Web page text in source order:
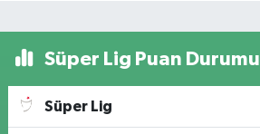
Süper Lig Puan Durumu
Süper Lig